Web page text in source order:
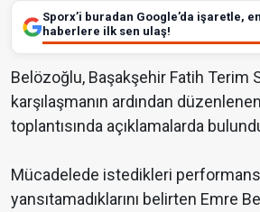
Sporx’i buradan Google’da işaretle,
haberlere ilk sen ulaş!
Belözoğlu, Başakşehir Fatih Terim
karşılaşmanın ardından
toplantısında açıklamalarda
Mücadelede istedikleri
yansıtamadıklarını belirten Emre